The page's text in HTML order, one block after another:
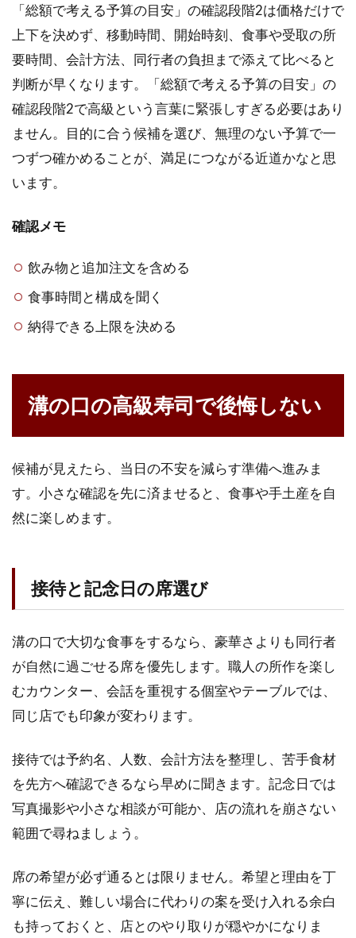
「総額で考える予算の目安」の確認段階2は価格だけで
上下を決めず、移動時間、開始時刻、食事や受取の所
要時間、会計方法、同行者の負担まで添えて比べると
判断が早くなります。「総額で考える予算の目安」の
確認段階2で高級という言葉に緊張しすぎる必要はあり
ません。目的に合う候補を選び、無理のない予算で一
つずつ確かめることが、満足につながる近道かなと思
います。
確認メモ
飲み物と追加注文を含める
食事時間と構成を聞く
納得できる上限を決める
溝の口の高級寿司で後悔しない
候補が見えたら、当日の不安を減らす準備へ進みま
す。小さな確認を先に済ませると、食事や手土産を自
然に楽しめます。
接待と記念日の席選び
溝の口で大切な食事をするなら、豪華さよりも同行者
が自然に過ごせる席を優先します。職人の所作を楽し
むカウンター、会話を重視する個室やテーブルでは、
同じ店でも印象が変わります。
接待では予約名、人数、会計方法を整理し、苦手食材
を先方へ確認できるなら早めに聞きます。記念日では
写真撮影や小さな相談が可能か、店の流れを崩さない
範囲で尋ねましょう。
席の希望が必ず通るとは限りません。希望と理由を丁
寧に伝え、難しい場合に代わりの案を受け入れる余白
も持っておくと、店とのやり取りが穏やかになりま